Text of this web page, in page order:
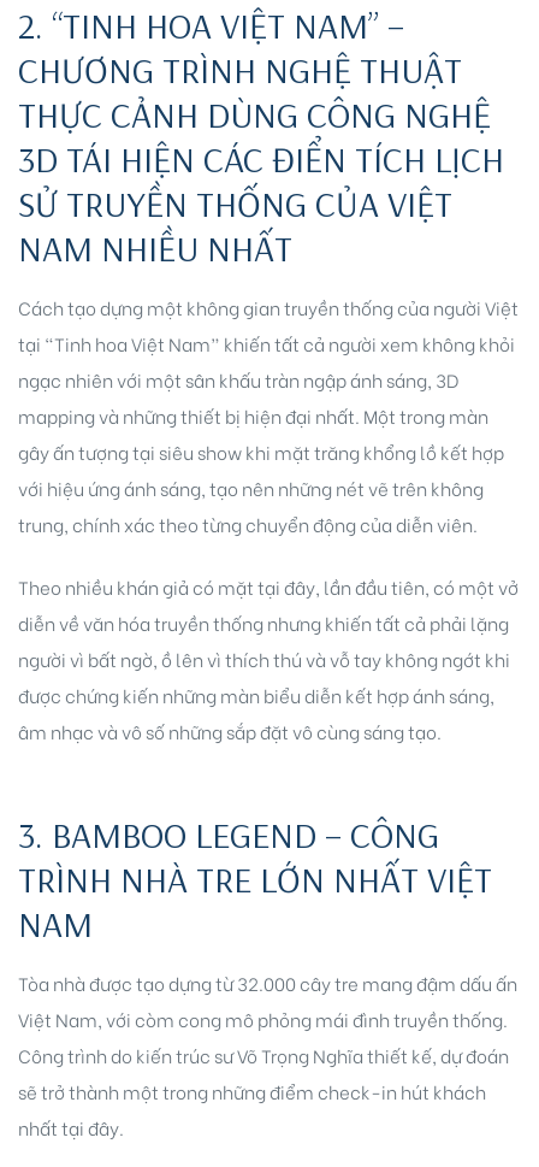
2. “TINH HOA VIỆT NAM” –
CHƯƠNG TRÌNH NGHỆ THUẬT
THỰC CẢNH DÙNG CÔNG NGHỆ
3D TÁI HIỆN CÁC ĐIỂN TÍCH LỊCH
SỬ TRUYỀN THỐNG CỦA VIỆT
NAM NHIỀU NHẤT
Cách tạo dựng một không gian truyền thống của người Việt
tại “Tinh hoa Việt Nam” khiến tất cả người xem không khỏi
ngạc nhiên với một sân khấu tràn ngập ánh sáng, 3D
mapping và những thiết bị hiện đại nhất. Một trong màn
gây ấn tượng tại siêu show khi mặt trăng khổng lồ kết hợp
với hiệu ứng ánh sáng, tạo nên những nét vẽ trên không
trung, chính xác theo từng chuyển động của diễn viên.
Theo nhiều khán giả có mặt tại đây, lần đầu tiên, có một vở
diễn về văn hóa truyền thống nhưng khiến tất cả phải lặng
người vì bất ngờ, ồ lên vì thích thú và vỗ tay không ngớt khi
được chứng kiến những màn biểu diễn kết hợp ánh sáng,
âm nhạc và vô số những sắp đặt vô cùng sáng tạo.
3. BAMBOO LEGEND – CÔNG
TRÌNH NHÀ TRE LỚN NHẤT VIỆT
NAM
Tòa nhà được tạo dựng từ 32.000 cây tre mang đậm dấu ấn
Việt Nam, với còm cong mô phỏng mái đình truyền thống.
Công trình do kiến trúc sư Võ Trọng Nghĩa thiết kế, dự đoán
sẽ trở thành một trong những điểm check-in hút khách
nhất tại đây.